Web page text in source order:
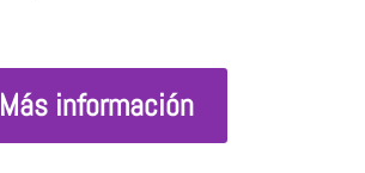
Más información